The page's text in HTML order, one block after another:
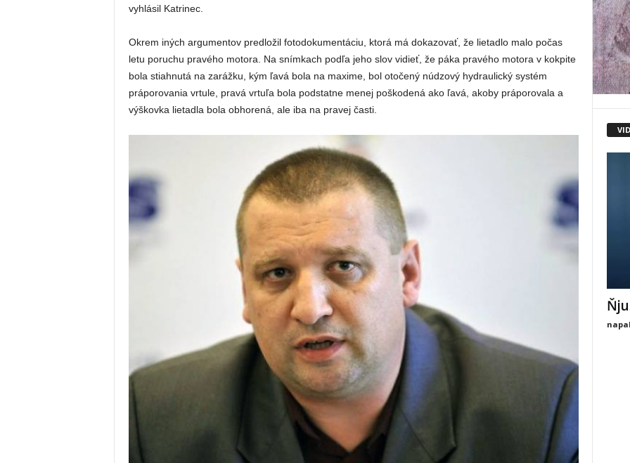
vyhlásil Katrinec.
Okrem iných argumentov predložil fotodokumentáciu, ktorá má dokazovať, že lietadlo malo počas
letu poruchu pravého motora. Na snímkach podľa jeho slov vidieť, že páka pravého motora v kokpite
bola stiahnutá na zarážku, kým ľavá bola na maxime, bol otočený núdzový hydraulický systém
práporovania vrtule, pravá vrtuľa bola podstatne menej poškodená ako ľavá, akoby práporovala a
výškovka lietadla bola obhorená, ale iba na pravej časti.